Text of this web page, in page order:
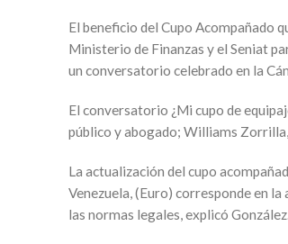
El beneficio del Cupo Acompañado
Ministerio de Finanzas y el Seniat
un conversatorio celebrado en la
El conversatorio ¿Mi cupo de
público y abogado; Williams
La actualización del cupo
Venezuela, (Euro) corresponde en
las normas legales, explicó González.